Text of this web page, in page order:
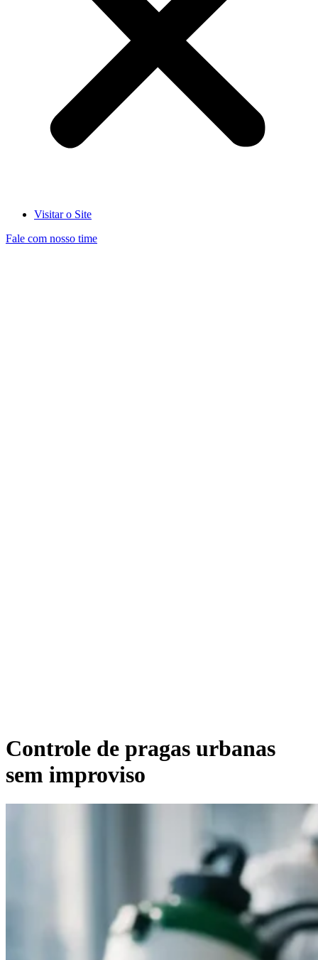
Visitar o Site
Fale com nosso time
Controle de pragas urbanas
sem improviso